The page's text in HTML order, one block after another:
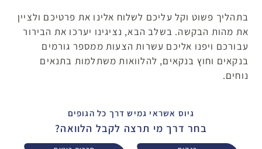
בתהליך פשוט וקל עליכם לשלוח אלינו את פרטיכם ולציין
את מהות הבקשה. בשלב הבא, נציגינו יערכו את הבירור
עבורכם ויפנו אליכם עשרות הצעות ממספר גורמים
בנקאים וחוץ בנקאים, להלוואות משתלמות בתנאים
נוחים.
גיוס אשראי גמיש דרך כל הגופים
בחר דרך מי תרצה לקבל הלוואה?